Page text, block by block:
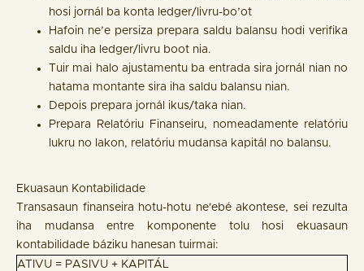
hosi jornál ba konta ledger/livru-bo’ot
Hafoin ne’e persiza prepara saldu balansu hodi verifika
saldu iha ledger/livru boot nia.
Tuir mai halo ajustamentu ba entrada sira jornál nian no
hatama montante sira iha saldu balansu nian.
Depois prepara jornál ikus/taka nian.
Prepara Relatóriu Finanseiru, nomeadamente relatóriu
lukru no lakon, relatóriu mudansa kapitál no balansu.
Ekuasaun Kontabilidade
Transasaun finanseira hotu-hotu ne'ebé akontese, sei rezulta
iha mudansa entre komponente tolu hosi ekuasaun
kontabilidade báziku hanesan tuirmai:
ATIVU = PASIVU + KAPITÁL